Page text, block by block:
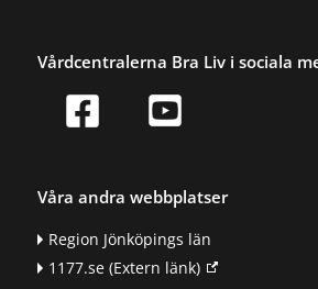
Vårdcentralerna Bra Liv i sociala
Våra andra webbplatser
Region Jönköpings län
1177.se(Extern länk)